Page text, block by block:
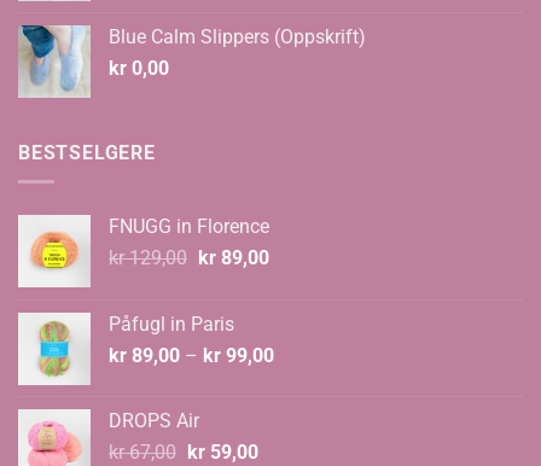
kr 135,00
Blue Calm Slippers (Oppskrift)
kr 0,00
BESTSELGERE
FNUGG in Florence
kr129,00 Opprinnelig
kr 129,00.
kr89,00Nåværende
Påfugl in Paris
kr 89,00 – kr 99,00Prisområde:
DROPS Air
kr67,00 Opprinnelig
kr59,00Nåværende